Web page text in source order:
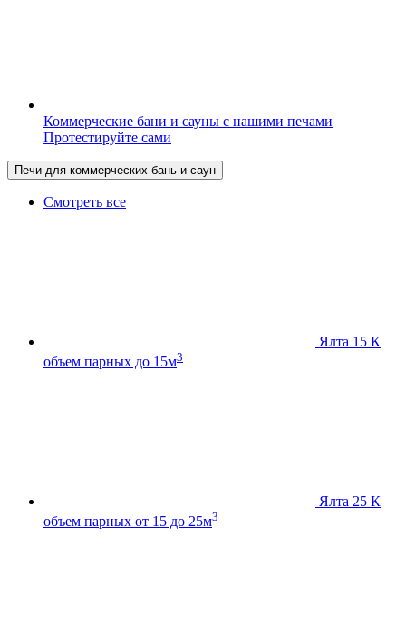
Коммерческие бани и сауны с нашими печами
Протестируйте сами
Печи для коммерческих бань и саун
Смотреть все
Ялта 15 К
объем парных до 15м3
Ялта 25 К
объем парных от 15 до 25м3